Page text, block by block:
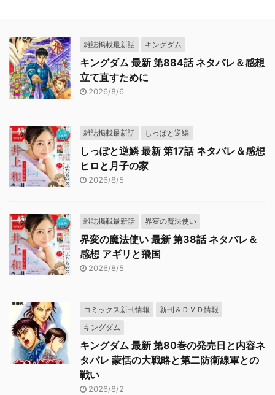
雑誌掲載最新話 キングダム
キングダム 最新 第884話 ネタバレ＆感想
立て直すために
2026/8/6
雑誌掲載最新話 しっぽと逆鱗
しっぽと逆鱗 最新 第17話 ネタバレ＆感想
ヒロと月子の家
2026/8/5
雑誌掲載最新話 界変の魔法使い
界変の魔法使い 最新 第38話 ネタバレ＆
感想 アギリと飛国
2026/8/5
コミックス新刊情報
新刊＆ＤＶＤ情報
キングダム
キングダム 最新 第80巻の発売日と内容ネ
タバレ 蒙恬の大戦略と第二防衛線軍との
戦い
2026/8/2